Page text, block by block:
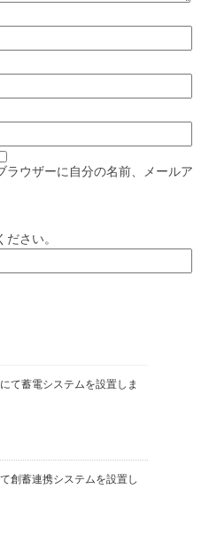
ラウザーに自分の名前、メールア
さい。
て蓄電システムを設置しま
創蓄連携システムを設置し